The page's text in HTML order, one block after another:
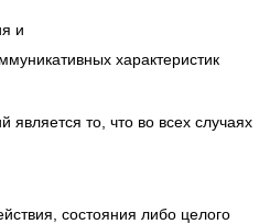
и
характеристик
то, что во всех случаях
состояния либо целого